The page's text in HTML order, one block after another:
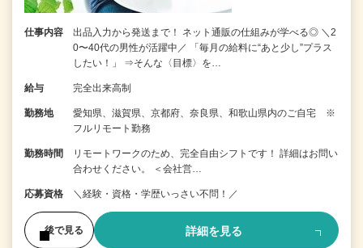
仕事内容
出品入力から発送まで！ ネット通販の仕組みが学べる◎ ＼2
0〜40代の男性が活躍中／ 「毎月の給料に“あと少し”プラス
したい！」 ⇒そんな〈目標〉を…
給与 完全出来高制
勤務地
愛知県、滋賀県、京都府、奈良県、和歌山県内のご自宅 ※
フルリモート勤務
勤務時間
リモートワークのため、完全自由シフトです！ 詳細はお問い
合わせください。 ＜会社営…
応募資格 ＼経験・資格・学歴いっさい不問！／
後で見る 詳細を見る